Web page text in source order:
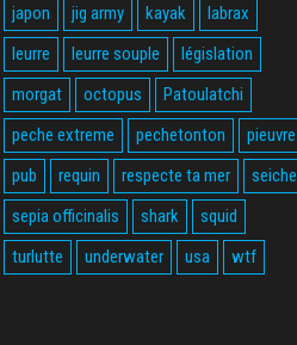
japon
jig army kayak
labrax
leurre
leurre souple
législation
morgat
octopus
Patoulatchi
peche extreme
pechetonton
pieuvre
pub
requin respecte ta mer
seiche
sepia officinalis
shark
squid
turlutte
underwater usa wtf